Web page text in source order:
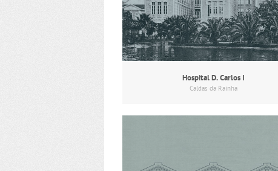
Hospital D. Carlos I
Caldas da Rainha